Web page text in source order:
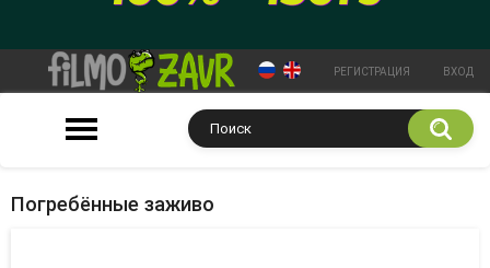
РЕГИСТРАЦИЯ ВХОД
Погребённые заживо